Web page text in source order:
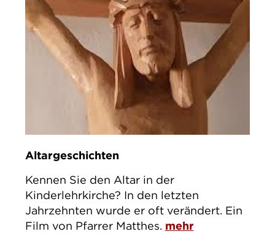
Altargeschichten
Kennen Sie den Altar in der
Kinderlehrkirche? In den letzten
Jahrzehnten wurde er oft verändert. Ein
Film von Pfarrer Matthes. mehr